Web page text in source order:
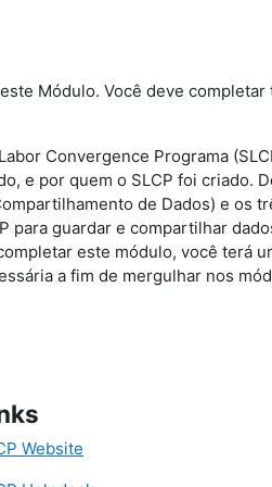
Módulo. Você deve
Convergence Programa
e por quem o SLCP foi
de Dados) e os
guardar e compartilhar
este módulo, você terá
a fim de mergulhar nos
Website